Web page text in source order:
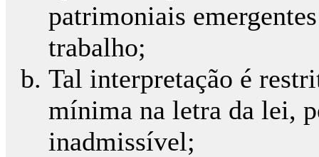
patrimoniais
trabalho;
Tal interpretação é
mínima na letra da lei,
inadmissível;